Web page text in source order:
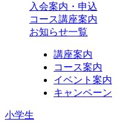
入会案内・申込
コース講座案内
お知らせ一覧
講座案内
コース案内
イベント案内
キャンペーン
小学生